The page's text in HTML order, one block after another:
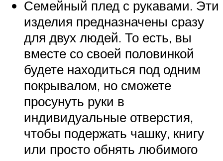
Семейный плед с рукавами. Эти
изделия предназначены сразу
для двух людей. То есть, вы
вместе со своей половинкой
будете находиться под одним
покрывалом, но сможете
просунуть руки в
индивидуальные отверстия,
чтобы подержать чашку, книгу
или просто обнять любимого